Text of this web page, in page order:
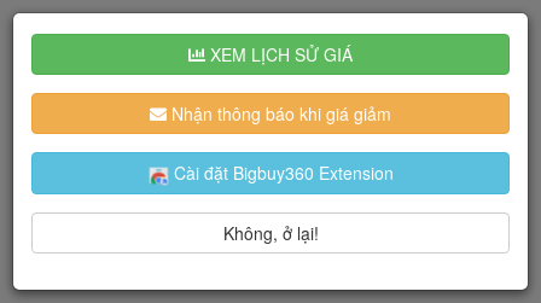
XEM LỊCH SỬ GIÁ
Nhận thông báo khi giá giảm
Cài đặt Bigbuy360 Extension
Không, ở lại!